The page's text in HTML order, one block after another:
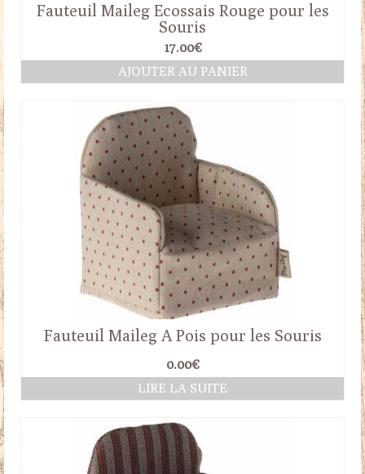
Fauteuil Maileg Ecossais Rouge pour les
Souris
17.00€
AJOUTER AU PANIER
Fauteuil Maileg A Pois pour les Souris
0.00€
LIRE LA SUITE